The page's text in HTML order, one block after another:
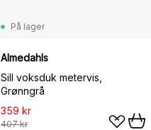
På lager
Almedahls
Sill voksduk metervis,
Grønngrå
359 kr
407 kr